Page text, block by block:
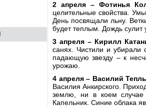
2 апреля – Фотинья
целительные свойства.
День посвящали льну.
будет теплым. Дождь сулит
3 апреля – Кирилл
санях. Чистили и
падающую звезду – к
урожаю.
4 апреля – Василий
Василия Анкирского.
землю, ни в коем случае
Капельник. Синие облака